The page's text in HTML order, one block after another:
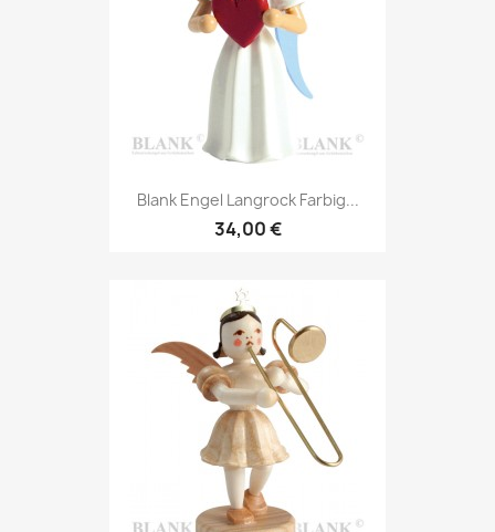
Blank Engel Langrock Farbig...
34,00 €